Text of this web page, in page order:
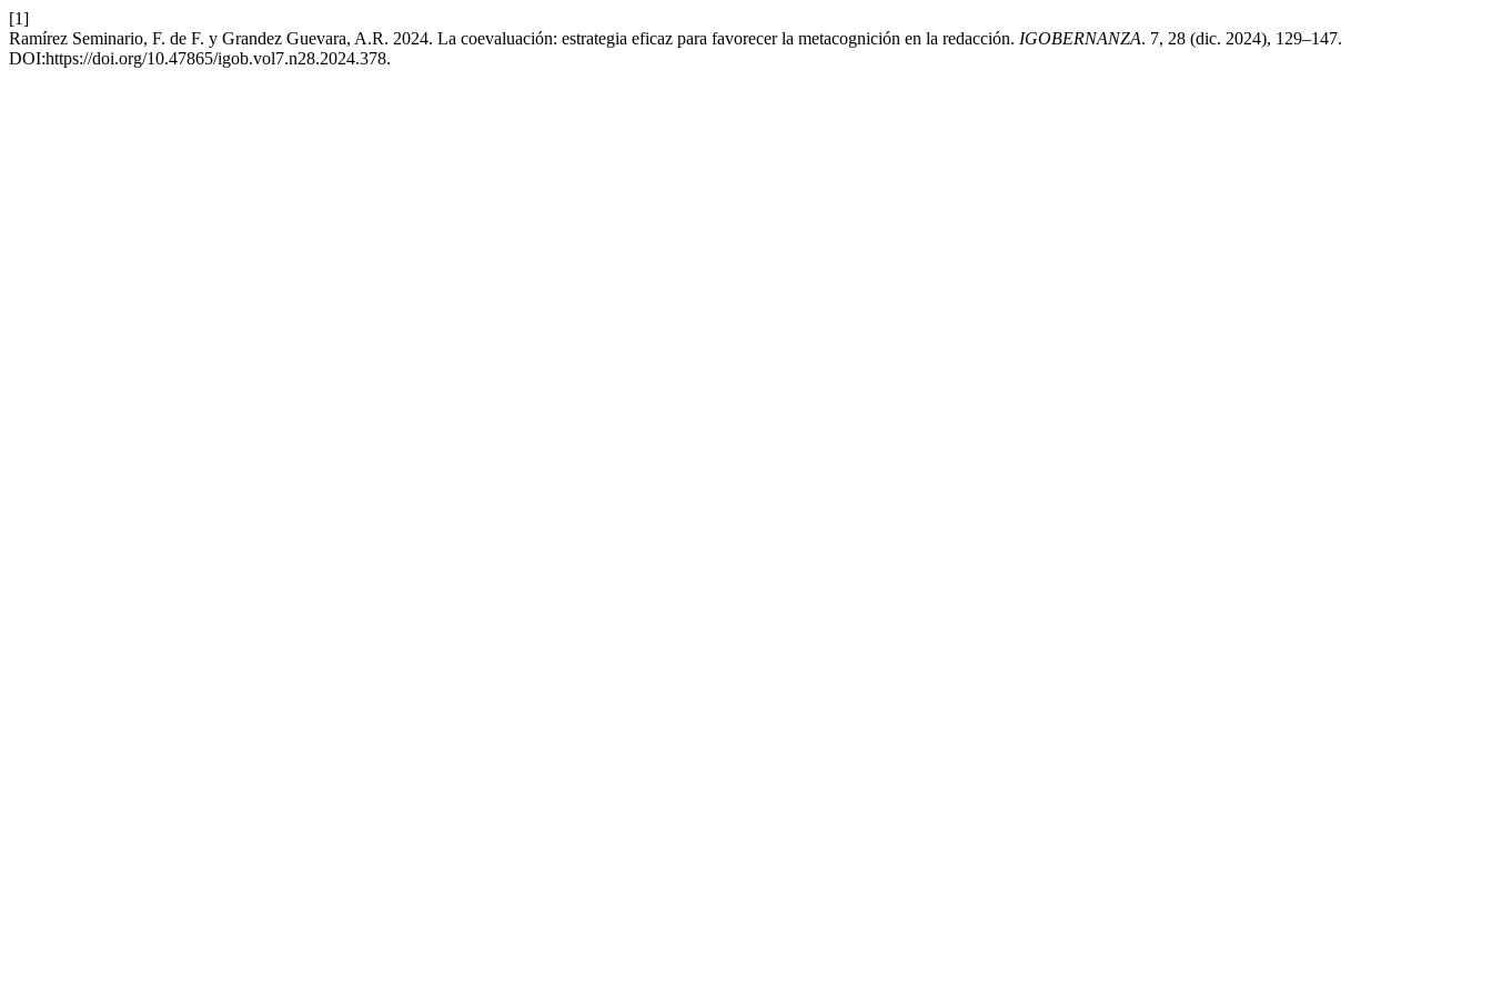
[1]
Ramírez Seminario, F. de F. y Grandez Guevara, A.R. 2024. La coevaluación: estrategia eficaz para favorecer la metacognición en la redacción. IGOBERNANZA. 7, 28 (dic. 2024), 129–147.
DOI:https://doi.org/10.47865/igob.vol7.n28.2024.378.